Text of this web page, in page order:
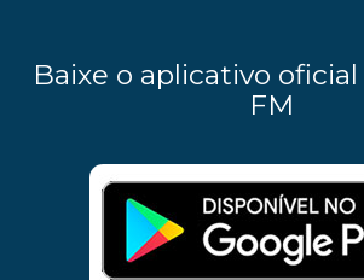
Baixe o aplicativo
FM